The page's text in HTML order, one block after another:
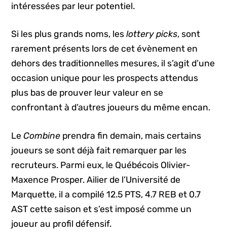
intéressées par leur potentiel.
Si les plus grands noms, leslottery picks, sont
rarement présents lors de cet évènement en
dehors des traditionnelles mesures, il s’agit d’une
occasion unique pour les prospects attendus
plus bas de prouver leur valeur en se
confrontant à d’autres joueurs du même encan.
LeCombine prendra fin demain, mais certains
joueurs se sont déjà fait remarquer par les
recruteurs. Parmi eux, le Québécois Olivier-
Maxence Prosper. Ailier de l’Université de
Marquette, il a compilé 12.5 PTS, 4.7 REB et 0.7
AST cette saison et s’est imposé comme un
joueur au profil défensif.